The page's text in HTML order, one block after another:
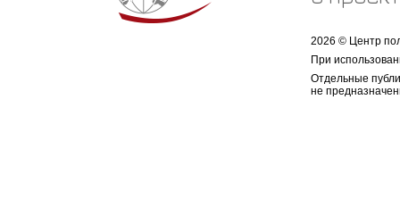
2026 © Центр
При
Отдельные
не